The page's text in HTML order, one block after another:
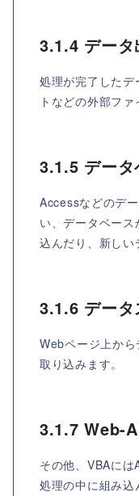
3.1.4 データ
処理が完了したデ
トなどの外部ファ
3.1.5 デー
Accessなどのデ
い、データベース
込んだり、新しい
3.1.6 デー
Webページ上か
取り込みます。
3.1.7 Web-
その他、VBAには
処理の中に組み